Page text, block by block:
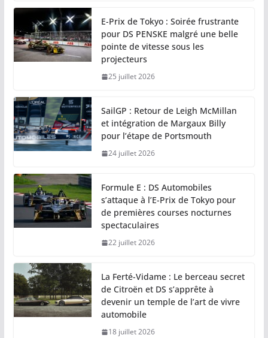
E-Prix de Tokyo : Soirée frustrante
pour DS PENSKE malgré une belle
pointe de vitesse sous les
projecteurs
25 juillet 2026
SailGP : Retour de Leigh McMillan
et intégration de Margaux Billy
pour l’étape de Portsmouth
24 juillet 2026
Formule E : DS Automobiles
s’attaque à l’E-Prix de Tokyo pour
de premières courses nocturnes
spectaculaires
22 juillet 2026
La Ferté-Vidame : Le berceau secret
de Citroën et DS s’apprête à
devenir un temple de l’art de vivre
automobile
18 juillet 2026